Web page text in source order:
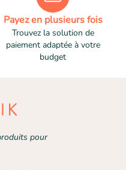
Payez en plusieurs fois
Trouvez la solution de
paiement adaptée à votre
budget
pour